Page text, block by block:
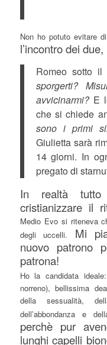
Non ho potuto evitare
l’incontro dei
Romeo sotto
sporgerti?
avvicinarmi?E
che si chiede
sono i primi
Giulietta sarà
14 giorni. In
pregato di
In realtà
cristianizzare il
Medio Evo si riteneva
degli uccelli. Mi
nuovo patrono
patrona!
Ho la candidata ideale:
norreno), bellissima
della sessualità,
dell’abbondanza e
perchè pur
lunghi capelli